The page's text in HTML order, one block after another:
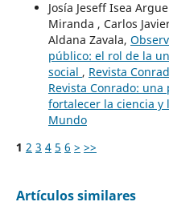
Josía Jeseff Isea
Miranda , Carlos
Aldana Zavala,
público: el rol de la
social , Revista
Revista Conrado:
fortalecer la ciencia y
Mundo
1 2 3 4 5 6 > >>
Artículos similares